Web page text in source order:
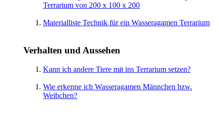
Terrarium von 200 x 100 x 200
Materialliste Technik für ein Wasseragamen Terrarium
Verhalten und Aussehen
Kann ich andere Tiere mit ins Terrarium setzen?
Wie erkenne ich Wasseragamen Männchen bzw.
Weibchen?